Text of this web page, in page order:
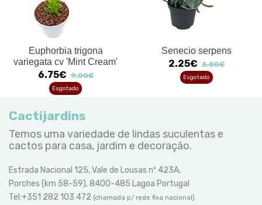
Euphorbia trigona
variegata cv 'Mint Cream'
6.75€ 9.00€
Esgotado
Senecio serpens
2.25€ 3.00€
Esgotado
Cactijardins
Temos uma variedade de lindas suculentas e
cactos para casa, jardim e decoração.
Estrada Nacional 125, Vale de Lousas nº 423A,
Porches (km 58-59), 8400-485 Lagoa Portugal
Tel:+351 282 103 472 (chamada p/ rede fixa nacional)